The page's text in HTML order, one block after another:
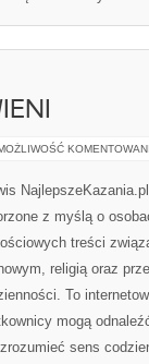
z myślą o
treści
religią oraz
To
mogą
sens